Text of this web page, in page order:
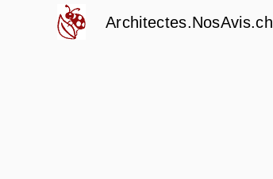
Architectes.NosAvis.ch